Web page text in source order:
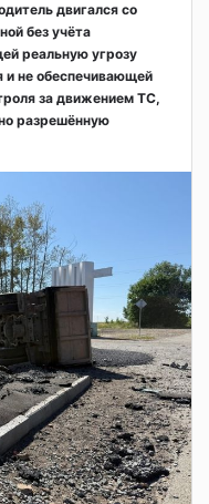
двигался со
без учёта
реальную угрозу
и не обеспечивающей
за движением ТС,
разрешённую